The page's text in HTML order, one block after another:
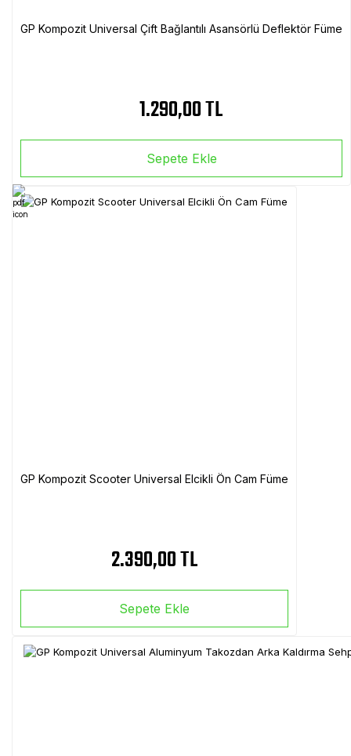
GP Kompozit Universal Çift Bağlantılı Asansörlü Deflektör Füme
1.290,00 TL
Sepete Ekle
GP Kompozit Scooter Universal Elcikli Ön Cam Füme
2.390,00 TL
Sepete Ekle